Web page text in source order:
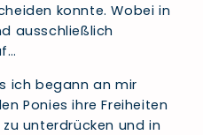
konnte. Wobei in
ausschließlich
ich begann an mir
Ponies ihre Freiheiten
unterdrücken und in